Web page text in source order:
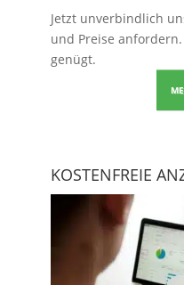
Jetzt unverbindlich
und Preise anfordern
genügt.
KOSTENFREIE